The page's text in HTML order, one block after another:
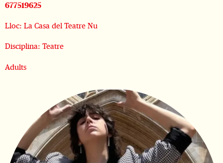
677519625
Lloc: La Casa del Teatre Nu
Disciplina: Teatre
Adults